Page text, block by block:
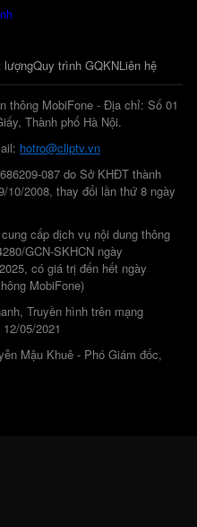
lượngQuy trình GQKNLiên hệ
thông MobiFone - Địa chỉ: Số 01
Thành phố Hà Nội.
hotro@cliptv.vn
087 do Sở KHĐT thành
10/2008, thay đổi lần thứ 8 ngày
cấp dịch vụ nội dung thông
GCN-SKHCN ngày
có giá trị đến hết ngày
MobiFone)
Truyền hình trên mạng
05/2021
Mậu Khuê - Phó Giám đốc,